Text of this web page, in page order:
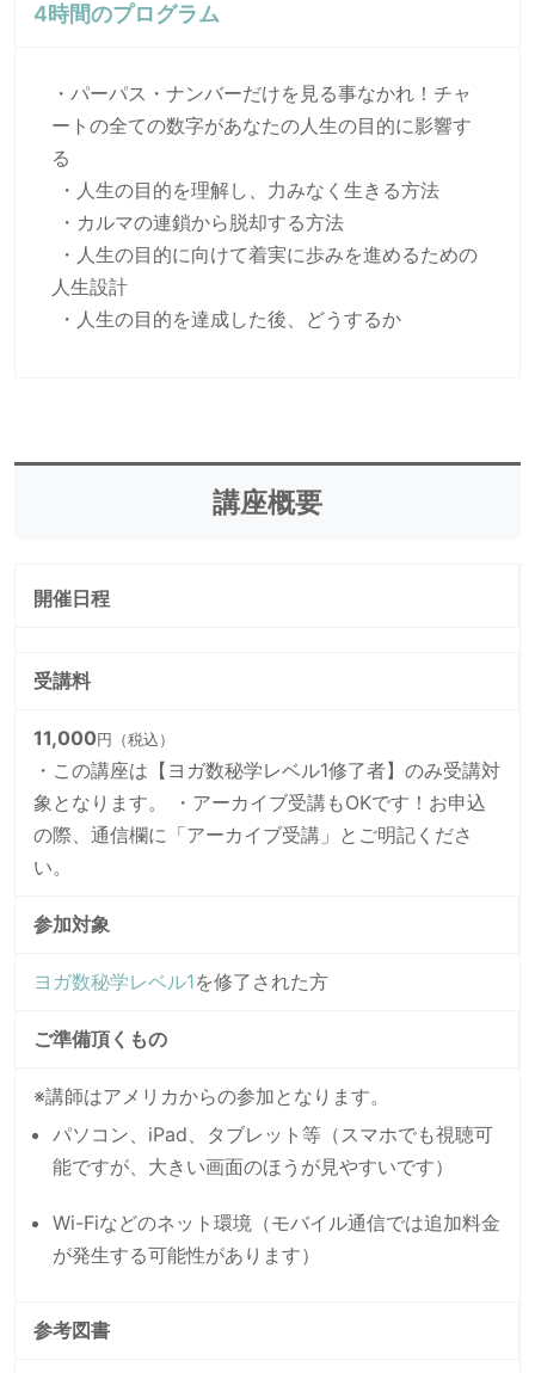
4時間のプログラム
・パーパス・ナンバーだけを見る事なかれ！チャ
ートの全ての数字があなたの人生の目的に影響す
る
・人生の目的を理解し、力みなく生きる方法
・カルマの連鎖から脱却する方法
人生設計
・人生の目的を達成した後、どうするか
講座概要
開催日程
受講料
11,000 円（税込）
・この講座は【ヨガ数秘学レベル1修了者】のみ受講対
象となります。 ・アーカイブ受講もOKです！お申込
の際、通信欄に「アーカイブ受講」とご明記くださ
い。
参加対象
ヨガ数秘学レベル1を修了された方
ご準備頂くもの
※講師はアメリカからの参加となります。
パソコン、iPad、タブレット等（スマホでも視聴可
能ですが、大きい画面のほうが見やすいです）
Wi-Fiなどのネット環境（モバイル通信では追加料金
が発生する可能性があります）
参考図書